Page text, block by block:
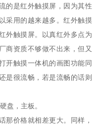
的是红外触摸屏，因为其性
采用的越来越多。红外触摸
外触摸屏。以真红外多点为
商资质不够做不出来，但又
开触摸一体机的画图功能同
是很流畅，若是流畅的话则
盘，主板。
那价格就相差更大。同样，